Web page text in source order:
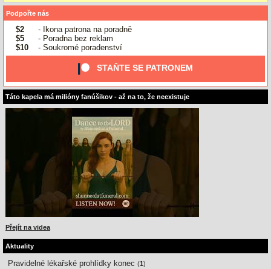
Podpořte nás
$2
- Ikona patrona na poradně
$5
- Poradna bez reklam
$10
- Soukromé poradenství
STAŇTE SE PATRONEM
Táto kapela má milióny fanúšikov - až na to, že neexistuje
Přejít na videa
Aktuality
Pravidelné lékařské prohlídky konec (1)